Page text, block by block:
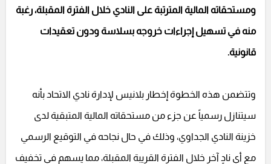
ومستحقاته المالية المترتبة على النادي خلال الفترة المقبلة، رغبة
منه في تسهيل إجراءات خروجه بسلاسة ودون تعقيدات
قانونية.
وتتضمن هذه الخطوة إخطار بلانيس لإدارة نادي الاتحاد بأنه
سيتنازل رسمياً عن جزء من مستحقاته المالية المتبقية لدى
خزينة النادي الجداوي، وذلك في حال نجاحه في التوقيع الرسمي
مع أي نادٍ آخر خلال الفترة القريبة المقبلة، مما يسهم في تخفيف